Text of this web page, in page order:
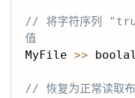
// 将字符序列
值
MyFile >>
// 恢复为正常读取